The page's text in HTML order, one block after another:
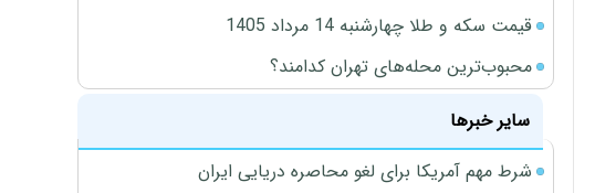
قیمت سکه و طلا چهارشنبه 14 مرداد 1405
محبوب‌ترین محله‌های تهران کدامند؟
سایر خبرها
شرط مهم آمریکا برای لغو محاصره دریایی ایران